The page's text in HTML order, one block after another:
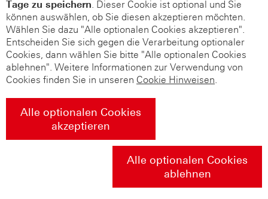
Tage zu speichern. Dieser Cookie ist optional und Sie
können auswählen, ob Sie diesen akzeptieren möchten.
Wählen Sie dazu "Alle optionalen Cookies akzeptieren".
Entscheiden Sie sich gegen die Verarbeitung optionaler
Cookies, dann wählen Sie bitte "Alle optionalen Cookies
ablehnen". Weitere Informationen zur Verwendung von
Cookies finden Sie in unseren Cookie Hinweisen.
Alle optionalen Cookies
akzeptieren
Alle optionalen Cookies
ablehnen